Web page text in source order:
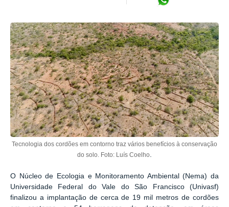
Tecnologia dos cordões em contorno traz vários benefícios à conservação
do solo. Foto: Luís Coelho.
O Núcleo de Ecologia e Monitoramento Ambiental (Nema) da
Universidade Federal do Vale do São Francisco (Univasf)
finalizou a implantação de cerca de 19 mil metros de cordões